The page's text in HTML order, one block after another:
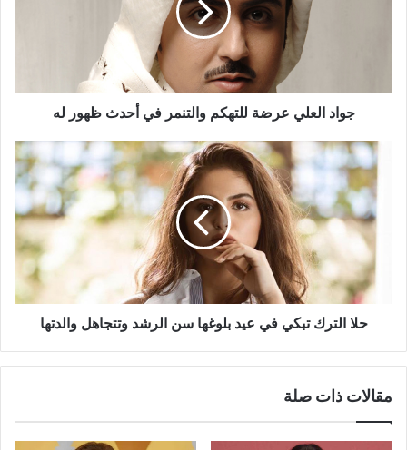
له
جواد العلي عرضة للتهكم والتنمر في أحدث ظهور له
الترك
تبكي
بلوغها
الرشد
وتتجاهل
والدتهاحلا الترك تبكي في عيد بلوغها سن الرشد وتتجاهل والدتها
مقالات ذات صلة